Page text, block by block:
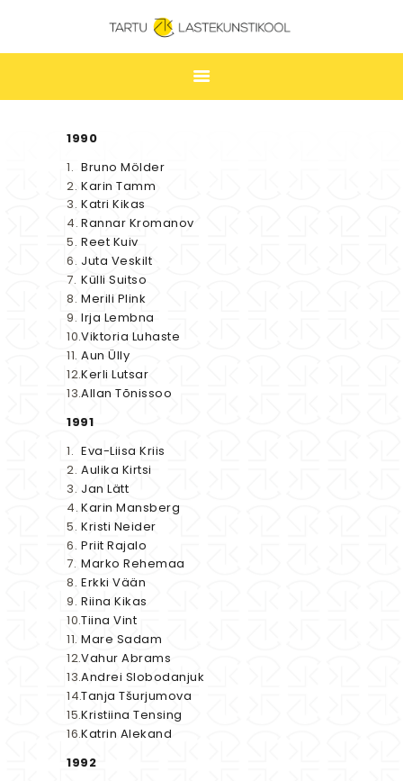
TARTU LASTEKUNSTIKOOL
ESILEHT
UUDISED
ÕPPIMINE
TUNNIPLAAN
LASTEKUNSTIKOOL
JAKOBI GALERII
KONTAKT
STUUDIUM
1990
Bruno Mölder
Karin Tamm
Katri Kikas
Rannar Kromanov
Reet Kuiv
Juta Veskilt
Külli Suitso
Merili Plink
Irja Lembna
Viktoria Luhaste
Aun Ülly
Kerli Lutsar
Allan Tõnissoo
1991
Eva-Liisa Kriis
Aulika Kirtsi
Jan Lätt
Karin Mansberg
Kristi Neider
Priit Rajalo
Marko Rehemaa
Erkki Vään
Riina Kikas
Tiina Vint
Mare Sadam
Vahur Abrams
Andrei Slobodanjuk
Tanja Tšurjumova
Kristiina Tensing
Katrin Alekand
1992